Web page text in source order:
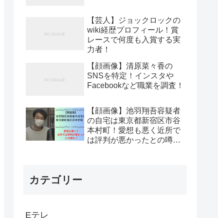
【芸人】ジョックロックの
wiki経歴プロフィール！賞
レースで何度も入賞する実
力者！
【顔画像】清原菜々香の
SNSを特定！インスタや
Facebookなど職業を調査！
【顔画像】池羽翔吾容疑者
の自宅は東京都新宿区市谷
本村町！愛想も悪く近所で
は評判が悪かったとの噂
カテゴリー
Eテレ